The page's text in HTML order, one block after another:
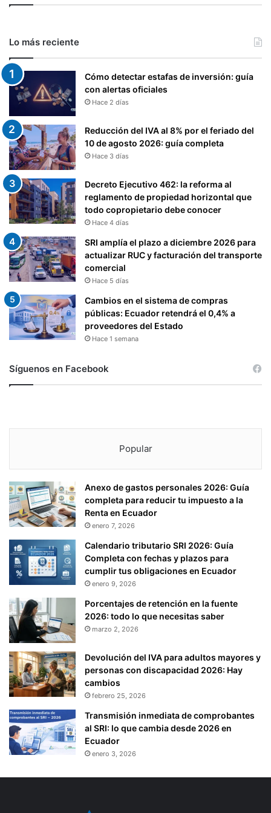
Lo más reciente
Cómo detectar estafas de inversión: guía
con alertas oficiales
Hace 2 días
Reducción del IVA al 8% por el feriado del
10 de agosto 2026: guía completa
Hace 3 días
Decreto Ejecutivo 462: la reforma al
reglamento de propiedad horizontal que
todo copropietario debe conocer
Hace 4 días
SRI amplía el plazo a diciembre 2026 para
actualizar RUC y facturación del transporte
comercial
Hace 5 días
Cambios en el sistema de compras
públicas: Ecuador retendrá el 0,4% a
proveedores del Estado
Hace 1 semana
Síguenos en Facebook
Popular
Anexo de gastos personales 2026: Guía
completa para reducir tu impuesto a la
Renta en Ecuador
enero 7, 2026
Calendario tributario SRI 2026: Guía
Completa con fechas y plazos para
cumplir tus obligaciones en Ecuador
enero 9, 2026
Porcentajes de retención en la fuente
2026: todo lo que necesitas saber
marzo 2, 2026
Devolución del IVA para adultos mayores y
personas con discapacidad 2026: Hay
cambios
febrero 25, 2026
Transmisión inmediata de comprobantes
al SRI: lo que cambia desde 2026 en
Ecuador
enero 3, 2026